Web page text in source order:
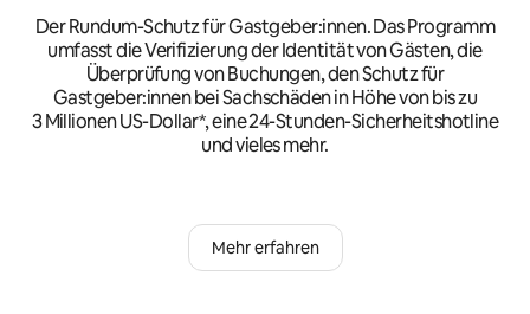
Der Rundum-Schutz für Gastgeber:innen. Das Programm
umfasst die Verifizierung der Identität von Gästen, die
Überprüfung von Buchungen, den Schutz für
Gastgeber:innen bei Sachschäden in Höhe von bis zu
3 Millionen US-Dollar*, eine 24-Stunden-Sicherheitshotline
und vieles mehr.
Mehr erfahren